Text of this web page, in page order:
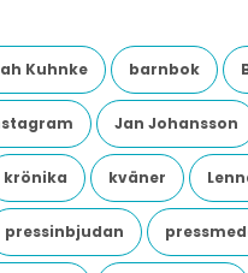
Kuhnke barnbok
Jan Johansson
krönika kväner
pressinbjudan